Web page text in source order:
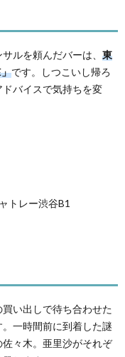
ルを頼んだバーは、 東
です。しつこいし帰ろ
バイスで気持ちを変
トレー渋谷B1
い出しで待ち合わせた
。一時間前に到着した謎
々木。亜里沙がそれぞ